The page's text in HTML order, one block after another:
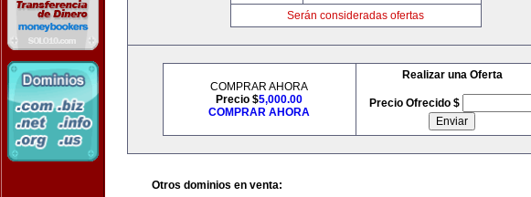
Serán consideradas ofertas
COMPRAR AHORA
Precio $5,000.00
COMPRAR AHORA
Realizar una Oferta
Precio Ofrecido $
Otros dominios en venta: